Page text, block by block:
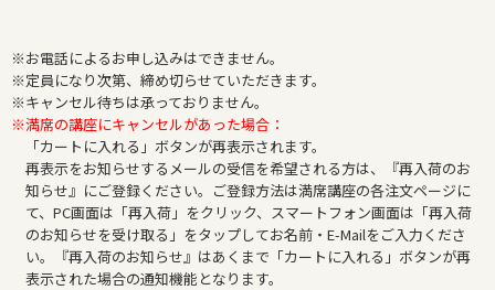
※お電話によるお申し込みはできません。
※定員になり次第、締め切らせていただきます。
※キャンセル待ちは承っておりません。
※満席の講座にキャンセルがあった場合：
「カートに入れる」ボタンが再表示されます。
再表示をお知らせするメールの受信を希望される方は、『再入荷のお
知らせ』にご登録ください。ご登録方法は満席講座の各注文ページに
て、PC画面は「再入荷」をクリック、スマートフォン画面は「再入荷
のお知らせを受け取る」をタップしてお名前・E-Mailをご入力くださ
い。『再入荷のお知らせ』はあくまで「カートに入れる」ボタンが再
表示された場合の通知機能となります。